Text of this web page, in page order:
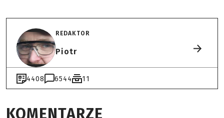
REDAKTOR
Piotr
4408 6544 11
KOMENTARZE